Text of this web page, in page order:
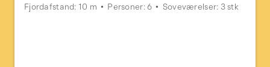
Fjordafstand: 10 m
Personer: 6 Soveværelser: 3 stk